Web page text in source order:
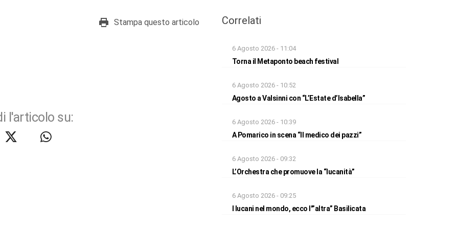
Stampa questo articolo
l'articolo su:
Correlati
6 Agosto 2026 - 11:04
Torna il Metaponto beach festival
6 Agosto 2026 - 10:52
Agosto a Valsinni con “L’Estate d’Isabella”
6 Agosto 2026 - 10:39
A Pomarico in scena “Il medico dei pazzi”
6 Agosto 2026 - 09:32
L’Orchestra che promuove la “lucanità”
6 Agosto 2026 - 09:25
I lucani nel mondo, ecco l'”altra” Basilicata